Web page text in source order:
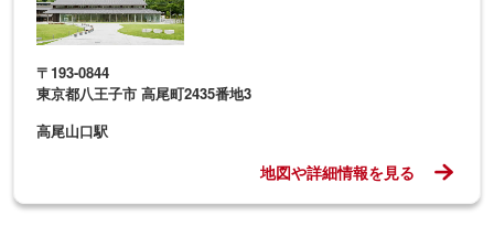
〒193-0844
東京都八王子市 高尾町2435番地3
高尾山口駅
地図や詳細情報を見る